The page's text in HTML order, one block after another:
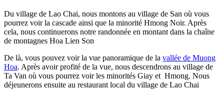
Du village de Lao Chai, nous montons au village de San où vous
pourrez voir la cascade ainsi que la minorité Hmong Noir. Après
cela, nous continuerons notre randonnée en montant dans la chaîne
de montagnes Hoa Lien Son
De là, vous pouvez voir la vue panoramique de la vallée de Muong
Hoa. Après avoir profité de la vue, nous descendrons au village de
Ta Van où vous pourrez voir les minorités Giay et Hmong. Nous
déjeunerons ensuite au restaurant local du village de Lao Chai